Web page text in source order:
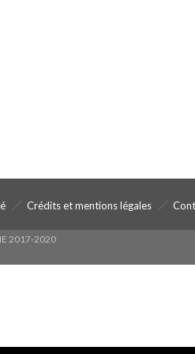
Crédits et mentions légales
2017-2020